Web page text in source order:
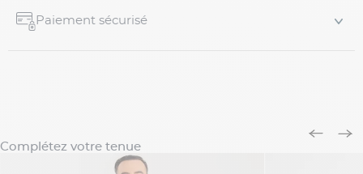
Paiement sécurisé
Complétez votre tenue